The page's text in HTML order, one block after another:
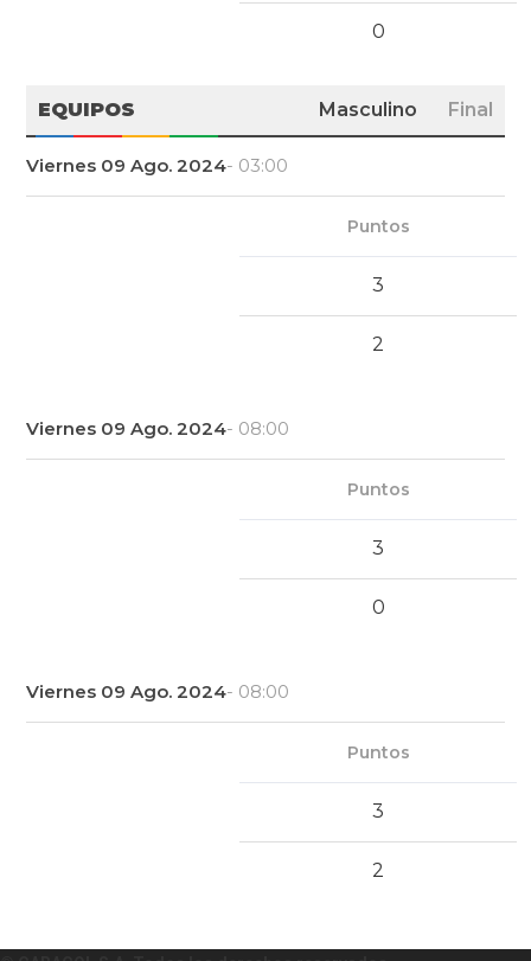
0
EQUIPOS Masculino Final
Viernes 09 Ago. 2024- 03:00
Puntos
3
2
Viernes 09 Ago. 2024- 08:00
Puntos
3
0
Viernes 09 Ago. 2024- 08:00
Puntos
3
2